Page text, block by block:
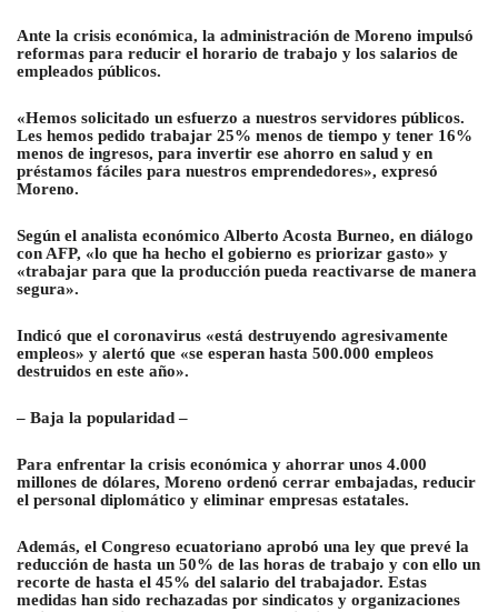
Ante la crisis económica, la administración de Moreno impulsó
reformas para reducir el horario de trabajo y los salarios de
empleados públicos.
«Hemos solicitado un esfuerzo a nuestros servidores públicos.
Les hemos pedido trabajar 25% menos de tiempo y tener 16%
menos de ingresos, para invertir ese ahorro en salud y en
préstamos fáciles para nuestros emprendedores», expresó
Moreno.
Según el analista económico Alberto Acosta Burneo, en diálogo
con AFP, «lo que ha hecho el gobierno es priorizar gasto» y
«trabajar para que la producción pueda reactivarse de manera
segura».
Indicó que el coronavirus «está destruyendo agresivamente
empleos» y alertó que «se esperan hasta 500.000 empleos
destruidos en este año».
– Baja la popularidad –
Para enfrentar la crisis económica y ahorrar unos 4.000
millones de dólares, Moreno ordenó cerrar embajadas, reducir
el personal diplomático y eliminar empresas estatales.
Además, el Congreso ecuatoriano aprobó una ley que prevé la
reducción de hasta un 50% de las horas de trabajo y con ello un
recorte de hasta el 45% del salario del trabajador. Estas
medidas han sido rechazadas por sindicatos y organizaciones